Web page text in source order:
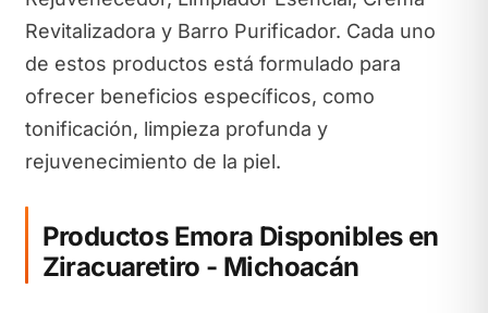
Revitalizadora y Barro Purificador. Cada uno
de estos productos está formulado para
ofrecer beneficios específicos, como
tonificación, limpieza profunda y
rejuvenecimiento de la piel.
Productos Emora Disponibles en
Ziracuaretiro - Michoacán